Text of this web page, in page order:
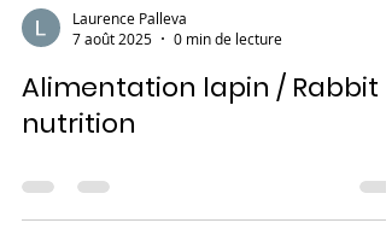
7 août 2025
0 min de lecture
Alimentation lapin / Rabbit
nutrition